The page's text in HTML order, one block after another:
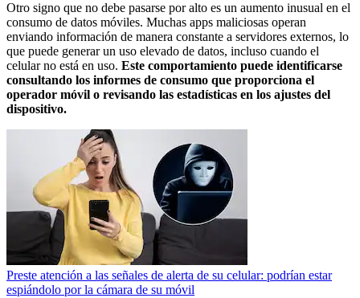
Otro signo que no debe pasarse por alto es un aumento inusual en el
consumo de datos móviles. Muchas apps maliciosas operan
enviando información de manera constante a servidores externos, lo
que puede generar un uso elevado de datos, incluso cuando el
celular no está en uso. Este comportamiento puede identificarse
consultando los informes de consumo que proporciona el
operador móvil o revisando las estadísticas en los ajustes del
dispositivo.
Preste atención a las señales de alerta de su celular: podrían estar
espiándolo por la cámara de su móvil